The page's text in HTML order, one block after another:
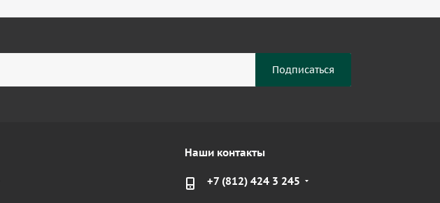
Наши контакты
+7 (812) 424 3 245